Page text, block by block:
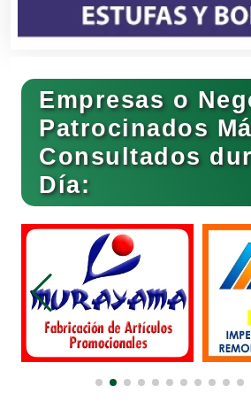
Bares y Cantinas
Basculas
Bebidas
Belleza
Bordados y Estampados
Boutiques
Empresas o
Patrocinados
Consultados
Día: